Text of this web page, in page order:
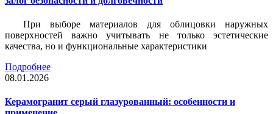
При выборе материалов для облицовки наружных
поверхностей важно учитывать не только эстетические
качества, но и функциональные характеристики
Подробнее
08.01.2026
Керамогранит серый глазурованный: особенности и